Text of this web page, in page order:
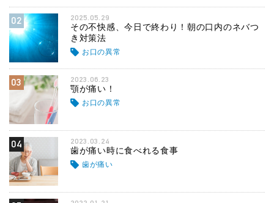
02 2025.05.29
その不快感、今日で終わり！朝の口内のネバつ
き対策法
お口の異常
03 2023.06.23
顎が痛い！
お口の異常
04 2023.03.24
歯が痛い時に食べれる食事
歯が痛い